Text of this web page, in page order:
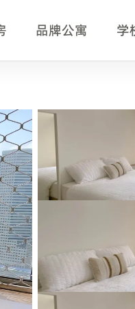
品牌公寓 学
间、公寓房型、月租、
of the Arts。